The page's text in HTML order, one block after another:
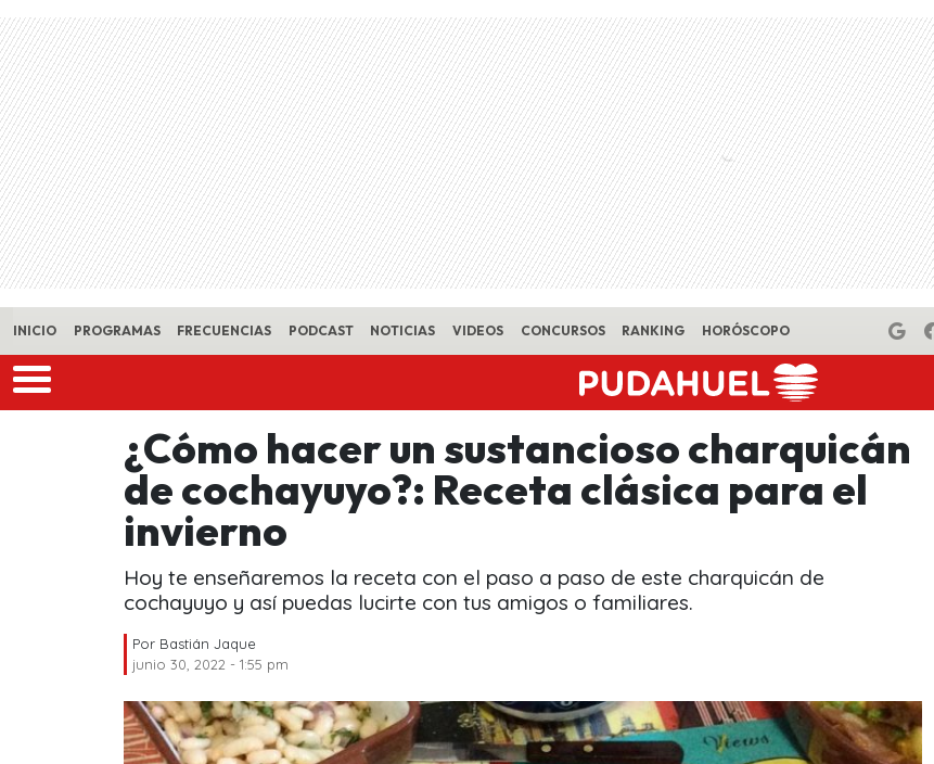
Skip to main content
INICIO PROGRAMAS FRECUENCIAS PODCAST NOTICIAS VIDEOS CONCURSOS RANKING HORÓSCOPO
¿Cómo hacer un sustancioso charquicán
de cochayuyo?: Receta clásica para el
invierno
Hoy te enseñaremos la receta con el paso a paso de este charquicán de
cochayuyo y así puedas lucirte con tus amigos o familiares.
Por Bastián Jaque
junio 30, 2022 - 1:55 pm